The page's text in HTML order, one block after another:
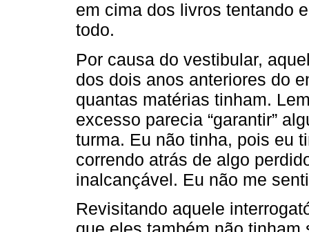
em cima dos livros tentando
todo.
Por causa do vestibular,
dos dois anos anteriores do
quantas matérias tinham.
excesso parecia “garantir”
turma. Eu não tinha, pois eu
correndo atrás de algo
inalcançável. Eu não me
Revisitando aquele